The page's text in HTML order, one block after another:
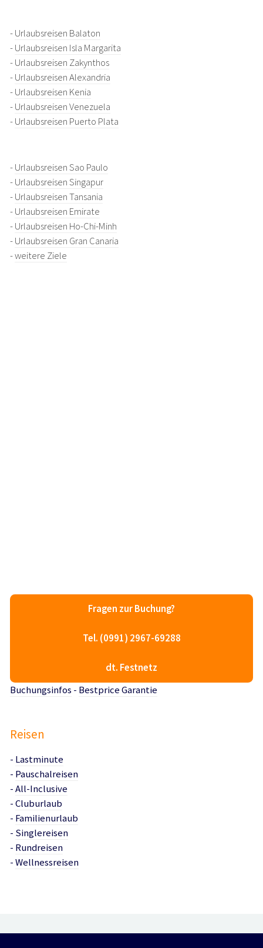
-Urlaubsreisen Balaton
-Urlaubsreisen Isla Margarita
-Urlaubsreisen Zakynthos
-Urlaubsreisen Alexandria
-Urlaubsreisen Kenia
-Urlaubsreisen Venezuela
-Urlaubsreisen Puerto Plata
-Urlaubsreisen Sao Paulo
-Urlaubsreisen Singapur
-Urlaubsreisen Tansania
-Urlaubsreisen Emirate
-Urlaubsreisen Ho-Chi-Minh
-Urlaubsreisen Gran Canaria
-weitere Ziele
Fragen zur Buchung?
Tel. (0991) 2967-69288
dt. Festnetz
Buchungsinfos - Bestprice Garantie
Reisen
- Lastminute
- Pauschalreisen
-All-Inclusive
-Cluburlaub
- Familienurlaub
- Singlereisen
- Rundreisen
-Wellnessreisen